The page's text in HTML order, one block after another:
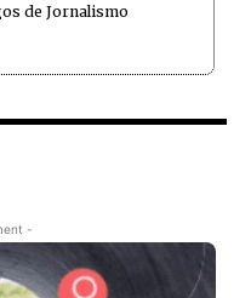
de Jornalismo
-